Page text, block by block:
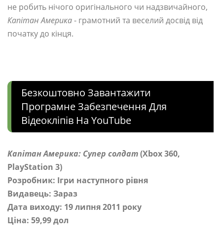
не робить нічого оригінального чи надзвичайного,
Капітан Америка- грамотний та веселий досвід від
початку до кінця.
Безкоштовно Завантажити
Програмне Забезпечення Для
Відеокліпів На YouTube
Капітан Америка: Супер солдат(Xbox 360,
PlayStation 3)
Розробник: Ігри наступного рівня
Видавець: Зараз
Дата виходу: 19 липня 2011 року
Ціна: 59,99 дол